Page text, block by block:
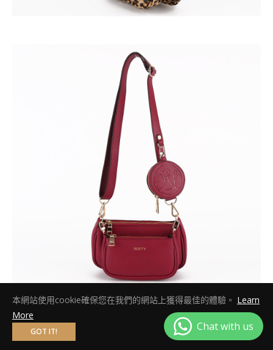
本網站使用cookie確保您在我們的網站上獲得最佳的體驗。 Learn
More
GOT IT!